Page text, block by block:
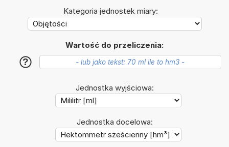
Kategoria jednostek miary:
Wartość do przeliczenia:
?
Jednostka wyjściowa:
Jednostka docelowa: